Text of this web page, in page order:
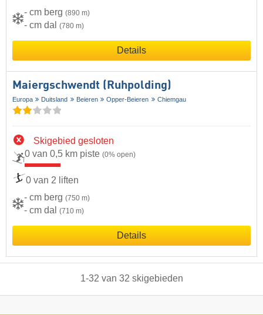
- cm berg (890 m)
- cm dal (780 m)
Details
Maiergschwendt (Ruhpolding)
Europa Duitsland Beieren Opper-Beieren Chiemgau
Skigebied gesloten
0 van 0,5 km piste (0% open)
0 van 2 liften
- cm berg (750 m)
- cm dal (710 m)
Details
1-32 van 32 skigebieden